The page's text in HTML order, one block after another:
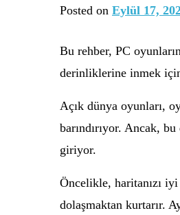
Posted on Eylül 17,
Bu rehber, PC
derinliklerine inmek
Açık dünya oyunları,
barındırıyor. Ancak,
giriyor.
Öncelikle, haritanızı
dolaşmaktan kurtarır.